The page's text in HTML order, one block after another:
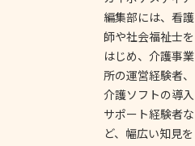
編集部には、看護
師や社会福祉士を
はじめ、介護事業
所の運営経験者、
介護ソフトの導入
サポート経験者な
ど、幅広い知見を